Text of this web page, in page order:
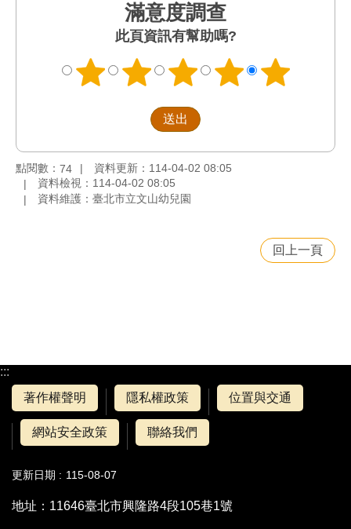
滿意度調查
此頁資訊有幫助嗎?
點閱數： 74
資料更新：114-04-02 08:05
資料檢視：114-04-02 08:05
資料維護：臺北市立文山幼兒園
回上一頁
:::
著作權聲明
隱私權政策 位置與交通
網站安全政策 聯絡我們
更新日期 115-08-07
地址：11646臺北市興隆路4段105巷1號